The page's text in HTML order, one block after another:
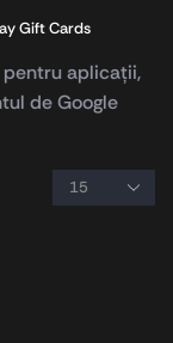
Gift Cards
pentru aplicații,
de Google